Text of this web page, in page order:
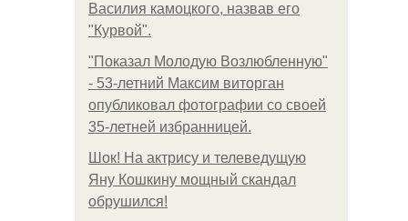
Василия камоцкого, назвав его
"Курвой".
"Показал Молодую Возлюбленную"
- 53-летний Максим виторган
опубликовал фотографии со своей
35-летней избранницей.
Шок! На актрису и телеведущую
Яну Кошкину мощный скандал
обрушился!